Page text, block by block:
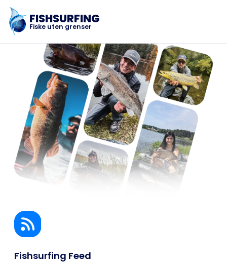
FISHSURFING
Fiske uten grenser
Registrering
Hjem
Blogg
Om appen
Business
Fishsurfing Feed